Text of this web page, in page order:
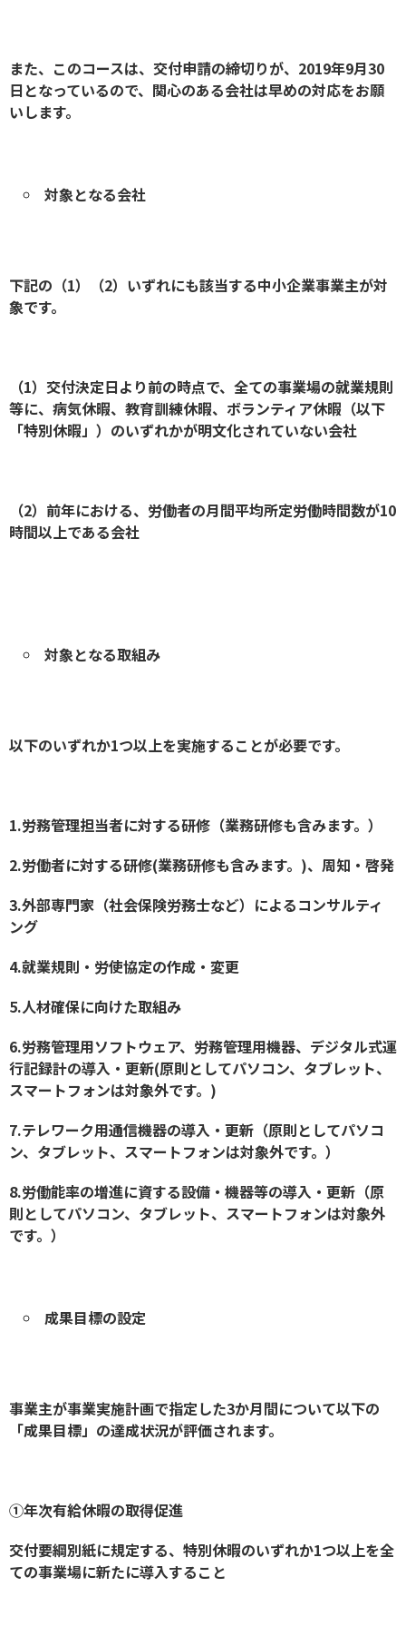
また、このコースは、交付申請の締切りが、2019年9月30
日となっているので、関心のある会社は早めの対応をお願
いします。
対象となる会社
下記の（1）（2）いずれにも該当する中小企業事業主が対
象です。
（1）交付決定日より前の時点で、全ての事業場の就業規則
等に、病気休暇、教育訓練休暇、ボランティア休暇（以下
「特別休暇」）のいずれかが明文化されていない会社
（2）前年における、労働者の月間平均所定労働時間数が10
時間以上である会社
対象となる取組み
以下のいずれか1つ以上を実施することが必要です。
1.労務管理担当者に対する研修（業務研修も含みます。）
2.労働者に対する研修(業務研修も含みます。)、周知・啓発
3.外部専門家（社会保険労務士など）によるコンサルティ
ング
4.就業規則・労使協定の作成・変更
5.人材確保に向けた取組み
6.労務管理用ソフトウェア、労務管理用機器、デジタル式運
行記録計の導入・更新(原則としてパソコン、タブレット、
スマートフォンは対象外です。)
7.テレワーク用通信機器の導入・更新（原則としてパソコ
ン、タブレット、スマートフォンは対象外です。）
8.労働能率の増進に資する設備・機器等の導入・更新（原
則としてパソコン、タブレット、スマートフォンは対象外
です。）
成果目標の設定
事業主が事業実施計画で指定した3か月間について以下の
「成果目標」の達成状況が評価されます。
①年次有給休暇の取得促進
交付要綱別紙に規定する、特別休暇のいずれか1つ以上を全
ての事業場に新たに導入すること